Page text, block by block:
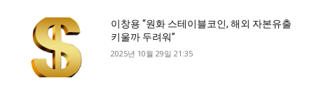
이창용 “원화 스테이블코인, 해외 자본유출
키울까 두려워”
2025년 10월 29일 21:35